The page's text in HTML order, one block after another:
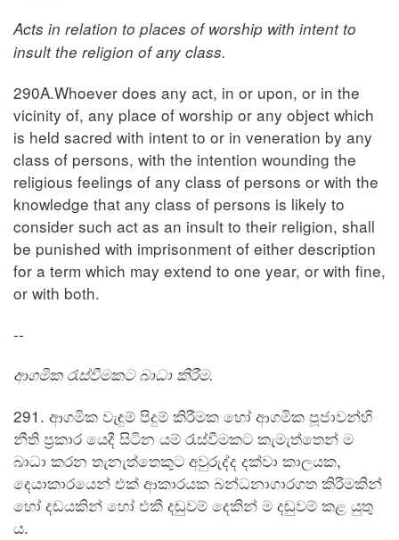
Acts in relation to places of worship with intent to
insult the religion of any class.
290A.Whoever does any act, in or upon, or in the
vicinity of, any place of worship or any object which
is held sacred with intent to or in veneration by any
class of persons, with the intention wounding the
religious feelings of any class of persons or with the
knowledge that any class of persons is likely to
consider such act as an insult to their religion, shall
be punished with imprisonment of either description
for a term which may extend to one year, or with fine,
or with both.
--
ආගමික රැස්වීමකට බාධා කිරීම.
291. ආගමික වැඳුම් පිදුම් කිරීමක හෝ ආගමික පූජාවන්හි
නීති ප්‍රකාර යෙදී සිටින යම් රැස්වීමකට කැමැත්තෙන් ම
බාධා කරන තැනැත්තෙකුට අවුරුද්ද දක්වා කාලයක,
දෙයාකාරයෙන් එක් ආකාරයක බන්ධනාගාරගත කිරීමකින්
හෝ දඩයකින් හෝ එකී දඬුවම් දෙකින් ම දඬුවම් කළ යුතු
ය.